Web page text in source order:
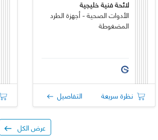
لائحة فنية خليجية
الأدوات الصحية - أجهزة الطرد
المضغوطة
نظرة سريعة التفاصيل
عرض الكل